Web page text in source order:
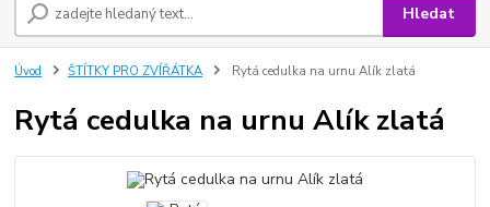
Hledat
Úvod ŠTÍTKY PRO ZVÍŘÁTKA Rytá cedulka na urnu Alík zlatá
Rytá cedulka na urnu Alík zlatá